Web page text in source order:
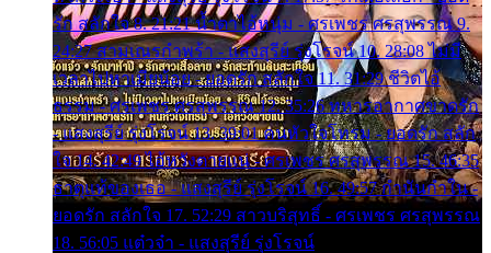
รัก สลักใจ 8. 21:21 น้ำตาไอ้หนุ่ม - ศรเพชร ศรสุพรรณ 9.
24:27 สามเณรกำพร้า - แสงสุรีย์ รุ่งโรจน์ 10. 28:08 ไม่มี
เวลาไปหาเมียน้อย - ยอดรัก สลักใจ 11. 31:29 ชีวิตไอ้
ธรรม - ศรเพชร ศรสุพรรณ 12. 35:26 ทหารอากาศขาดรัก
- แสงสุรีย์ รุ่งโรจน์ 13. 39:01 คนหัวใจโทรม - ยอดรัก สลัก
ใจ 14. 42:49 ไอ้หวังตายแน่ - ศรเพชร ศรสุพรรณ 15. 46:35
ธาตุแท้ของเธอ - แสงสุรีย์ รุ่งโรจน์ 16. 49:57 กำนันกำใน -
ยอดรัก สลักใจ 17. 52:29 สาวบริสุทธิ์ - ศรเพชร ศรสุพรรณ
18. 56:05 แต๋วจ๋า - แสงสุรีย์ รุ่งโรจน์